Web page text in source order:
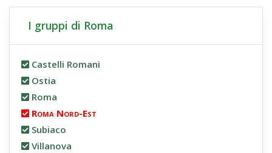
I gruppi di Roma
Castelli Romani
Ostia
Roma
Roma Nord-Est
Subiaco
Villanova